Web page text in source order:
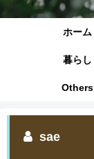
ホーム
暮らし
Others
sae